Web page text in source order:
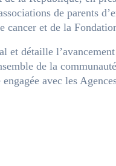
de parents
et de la
détaille
de la
avec les